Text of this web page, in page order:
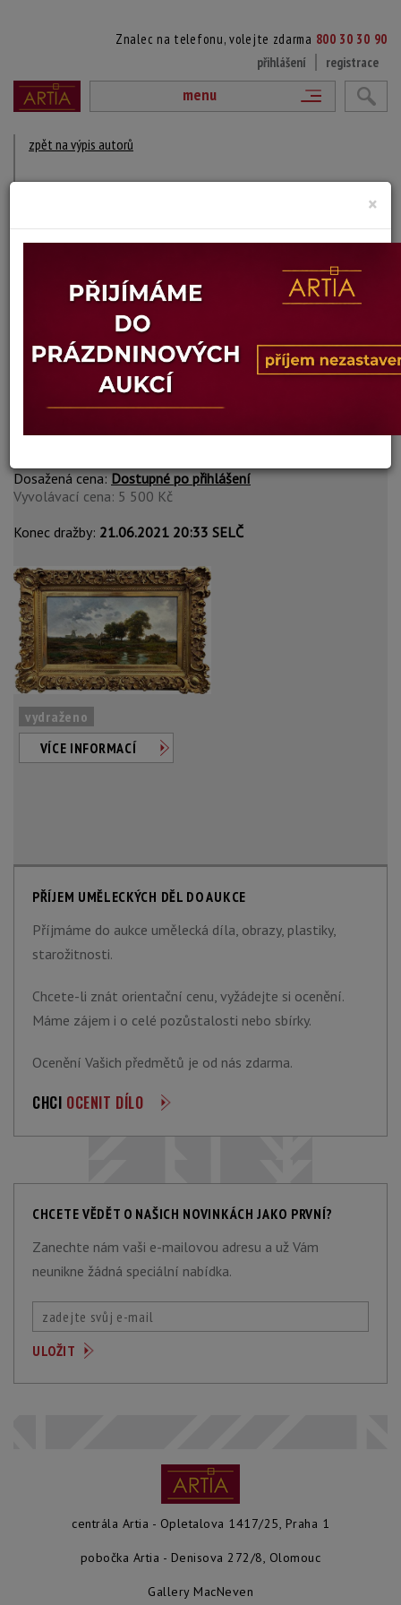
Znalec na telefonu, volejte zdarma 800 30 30 90
přihlášení
registrace
menu
zpět na výpis autorů
? - ?
DÍLA V AUKCÍCH
Gouhier Ed.
3. MLÝN V OBLACÍCH
Dosažená cena:Dostupné po přihlášení
Vyvolávací cena: 5 500 Kč
Konec dražby: 21.06.2021 20:33 SELČ
vydraženo
VÍCE INFORMACÍ
PŘÍJEM UMĚLECKÝCH DĚL DO AUKCE
Příjmáme do aukce umělecká díla, obrazy, plastiky,
starožitnosti.
Chcete-li znát orientační cenu, vyžádejte si ocenění.
Máme zájem i o celé pozůstalosti nebo sbírky.
Ocenění Vašich předmětů je od nás zdarma.
CHCI OCENIT DÍLO
CHCETE VĚDĚT O NAŠICH NOVINKÁCH JAKO PRVNÍ?
Zanechte nám vaši e-mailovou adresu a už Vám
neunikne žádná speciální nabídka.
centrála Artia - Opletalova 1417/25, Praha 1
pobočka Artia - Denisova 272/8, Olomouc
Gallery MacNeven
×